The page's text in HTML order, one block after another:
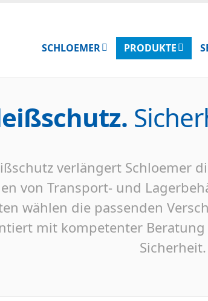
SCHLOEMER PRODUKTE
verlängert Schloemer
von Transport- und
wählen die passenden
mit kompetenter
Sicherheit.